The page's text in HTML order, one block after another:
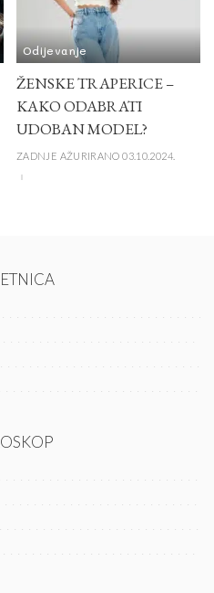
Odijevanje
ŽENSKE TRAPERICE –
KAKO ODABRATI
UDOBAN MODEL?
ZADNJE AŽURIRANO 03.10.2024.